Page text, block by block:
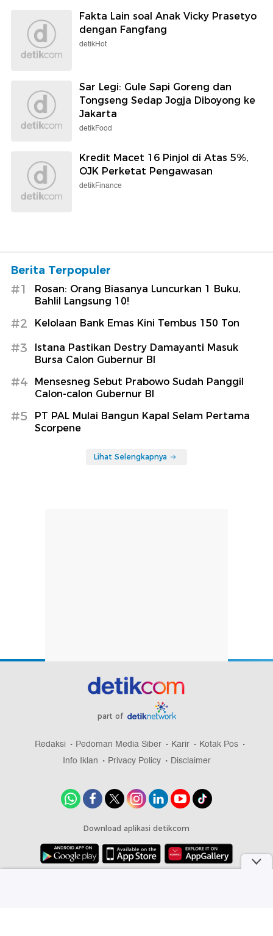
Fakta Lain soal Anak Vicky Prasetyo
dengan Fangfang
detikHot
Sar Legi: Gule Sapi Goreng dan
Tongseng Sedap Jogja Diboyong ke
Jakarta
detikFood
Kredit Macet 16 Pinjol di Atas 5%,
OJK Perketat Pengawasan
detikFinance
Berita Terpopuler
#1
Rosan: Orang Biasanya Luncurkan 1 Buku,
Bahlil Langsung 10!
#2 Kelolaan Bank Emas Kini Tembus 150 Ton
#3
Istana Pastikan Destry Damayanti Masuk
Bursa Calon Gubernur BI
#4
Mensesneg Sebut Prabowo Sudah Panggil
Calon-calon Gubernur BI
#5
PT PAL Mulai Bangun Kapal Selam Pertama
Scorpene
Lihat Selengkapnya
part of
Redaksi Pedoman Media Siber Karir
Kotak Pos
Info Iklan
Privacy Policy Disclaimer
Download aplikasi detikcom